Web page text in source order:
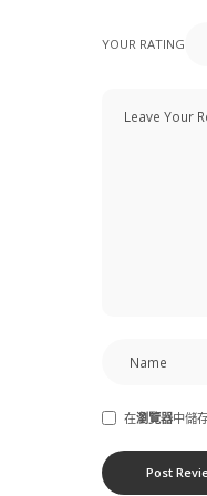
YOUR RATING
在瀏覽器中儲